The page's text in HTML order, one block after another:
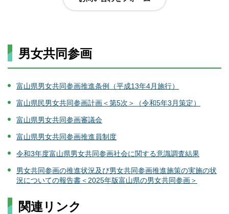
男女共同参画
富山県男女共同参画推進条例（平成13年4月施行）
富山県民男女共同参画計画＜第5次＞（令和5年3月策定）
富山県男女共同参画審議会
富山県男女共同参画推進員制度
令和3年度富山県男女共同参画社会に関する意識調査結果
男女共同参画の推進状況及び男女共同参画推進施策の実施の状
況についての報告書＜2025年版富山県の男女共同参画＞
関連リンク